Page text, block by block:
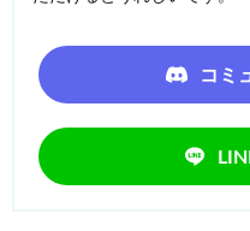
コミ